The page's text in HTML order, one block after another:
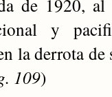
y
la derrota
109)